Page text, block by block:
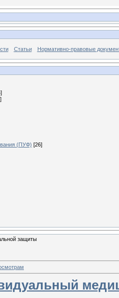
Статьи Нормативно-правовые
(ПУФ) [26]
защиты